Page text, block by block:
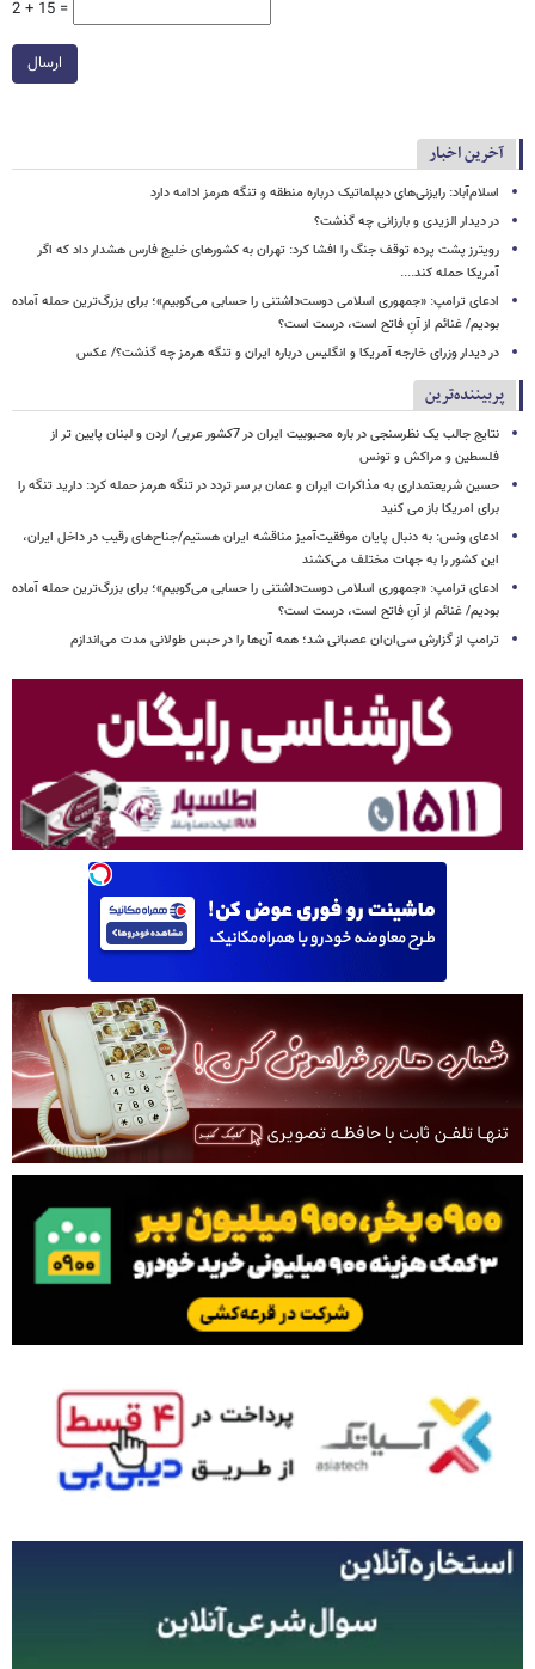
2 + 15 =
ارسال
آخرین اخبار
اسلام‌آباد: رایزنی‌های دیپلماتیک درباره منطقه و تنگه هرمز ادامه دارد
در دیدار الزیدی و بارزانی چه گذشت؟
رویترز پشت پرده توقف جنگ را افشا کرد: تهران به کشورهای خلیج فارس هشدار داد که اگر
آمریکا حمله کند....
ادعای ترامپ: «جمهوری اسلامی دوست‌داشتنی را حسابی می‌کوبیم»؛ برای بزرگ‌ترین حمله آماده
بودیم/ غنائم از آنِ فاتح است، درست است؟
در دیدار وزرای خارجه آمریکا و انگلیس درباره ایران و تنگه هرمز چه گذشت؟/ عکس
پربیننده‌ترین
نتایج جالب یک نظرسنجی در باره محبوبیت ایران در 7کشور عربی/ اردن و لبنان پایین تر از
فلسطین و مراکش و تونس
حسین شریعتمداری به مذاکرات ایران و عمان بر سر تردد در تنگه هرمز حمله کرد: دارید تنگه را
برای امریکا باز می کنید
ادعای ونس: به دنبال پایان موفقیت‌آمیز مناقشه ایران هستیم/جناح‌های رقیب در داخل ایران،
این کشور را به جهات مختلف می‌کشند
ادعای ترامپ: «جمهوری اسلامی دوست‌داشتنی را حسابی می‌کوبیم»؛ برای بزرگ‌ترین حمله آماده
بودیم/ غنائم از آنِ فاتح است، درست است؟
ترامپ از گزارش سی‌ان‌ان عصبانی شد؛ همه آن‌ها را در حبس طولانی مدت می‌اندازم